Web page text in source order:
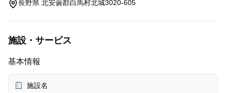
長野県 北安曇郡白馬村北城3020-605
施設・サービス
基本情報
施設名